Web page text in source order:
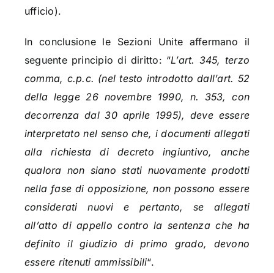
ufficio).
In conclusione le Sezioni Unite affermano il
seguente principio di diritto: “L’art. 345, terzo
comma, c.p.c. (nel testo introdotto dall’art. 52
della legge 26 novembre 1990, n. 353, con
decorrenza dal 30 aprile 1995), deve essere
interpretato nel senso che, i documenti allegati
alla richiesta di decreto ingiuntivo, anche
qualora non siano stati nuovamente prodotti
nella fase di opposizione, non possono essere
considerati nuovi e pertanto, se allegati
all’atto di appello contro la sentenza che ha
definito il giudizio di primo grado, devono
essere ritenuti ammissibili“.